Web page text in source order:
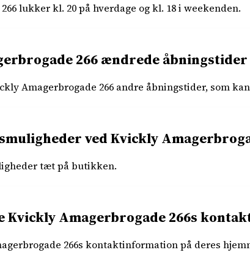
lukker kl. 20 på hverdage og kl. 18 i weekenden.
266 ændrede åbningstider
Amagerbrogade 266 andre åbningstider, som
ved Kvickly
tæt på butikken.
Kvickly Amagerbrogade 266s
266s kontaktinformation på deres